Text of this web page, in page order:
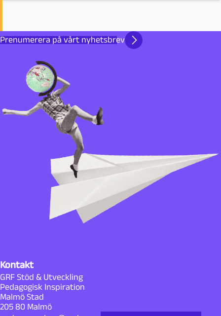
Prenumerera på vårt nyhetsbrev
Kontakt
GRF Stöd & Utveckling
Pedagogisk Inspiration
Malmö Stad
205 80 Malmö